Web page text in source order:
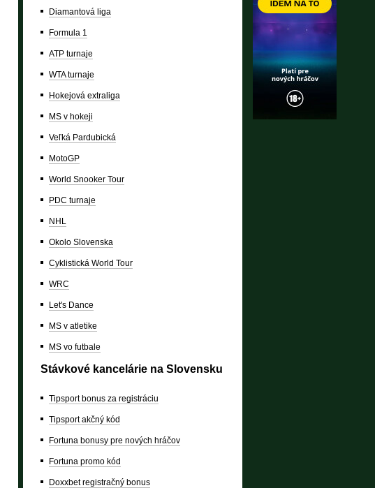
Diamantová liga
Formula 1
ATP turnaje
WTA turnaje
Hokejová extraliga
MS v hokeji
Veľká Pardubická
MotoGP
World Snooker Tour
PDC turnaje
NHL
Okolo Slovenska
Cyklistická World Tour
WRC
Let's Dance
MS v atletike
MS vo futbale
Stávkové kancelárie na Slovensku
Tipsport bonus za registráciu
Tipsport akčný kód
Fortuna bonusy pre nových hráčov
Fortuna promo kód
Doxxbet registračný bonus